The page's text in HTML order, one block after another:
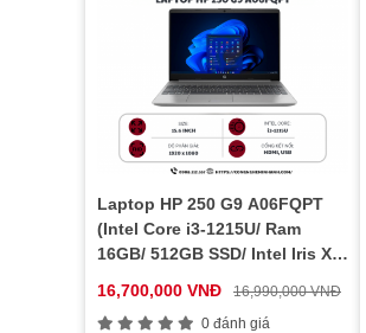
Laptop HP 250 G9 A06FQPT
(Intel Core i3-1215U/ Ram
16GB/ 512GB SSD/ Intel Iris Xe
11 SL/ Bạc)
16,700,000 VNĐ
16,990,000 VNĐ
0 đánh giá